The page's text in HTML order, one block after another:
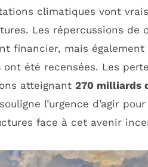
climatiques vont
Les répercussions de
financier, mais
ont été recensées. Les
atteignant 270 milliards
l’urgence d’agir pour
face à cet avenir